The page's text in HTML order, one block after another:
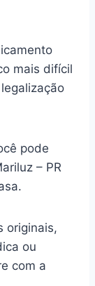
mais difícil
pode
– PR
originais,
ou
com a